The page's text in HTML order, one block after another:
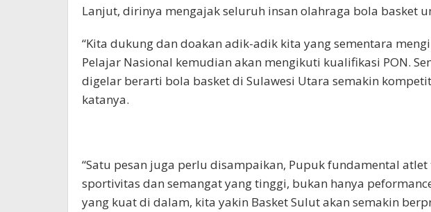
Lanjut, dirinya mengajak seluruh insan olahraga bola basket
“Kita dukung dan doakan adik-adik kita yang sementara
Pelajar Nasional kemudian akan mengikuti kualifikasi PON.
digelar berarti bola basket di Sulawesi Utara semakin
katanya.
“Satu pesan juga perlu disampaikan, Pupuk fundamental
sportivitas dan semangat yang tinggi, bukan hanya
yang kuat di dalam, kita yakin Basket Sulut akan semakin